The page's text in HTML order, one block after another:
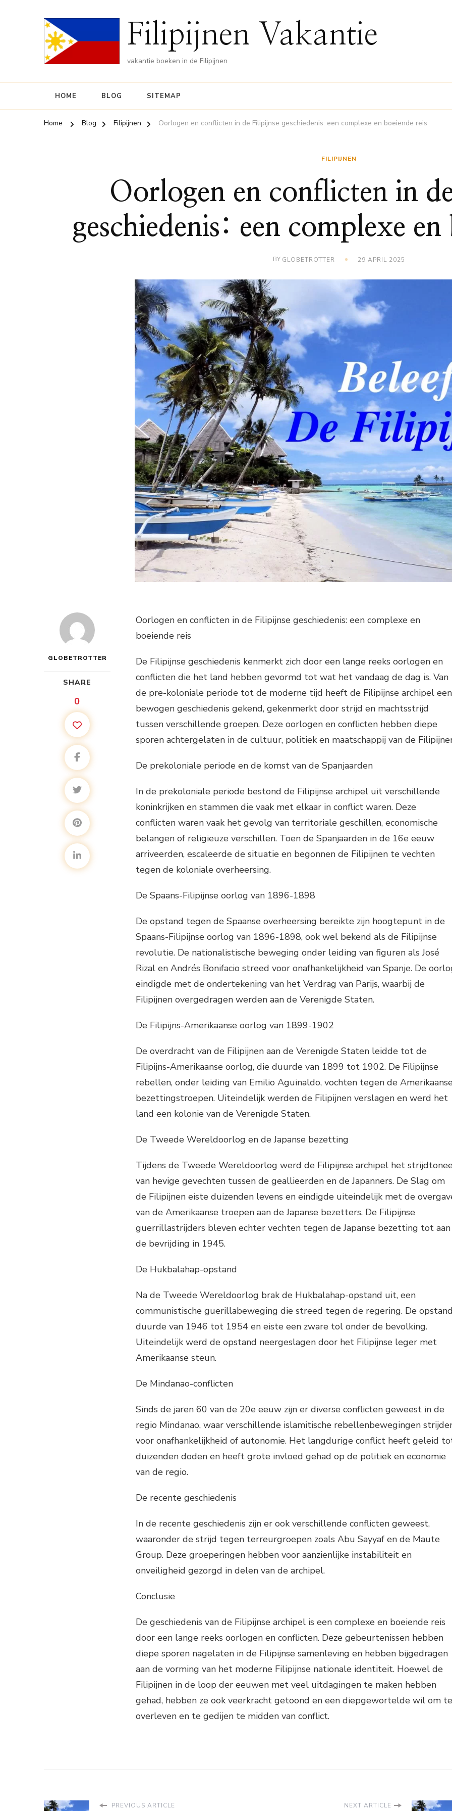
Filipijnen Vakantie
vakantie boeken in de Filipijnen
HOME BLOG SITEMAP
Home Blog Filipijnen Oorlogen en conflicten in de Filipijnse geschiedenis: een complexe en boeiende reis
FILIPIJNEN
Oorlogen en conflicten in
geschiedenis: een complexe en
BY GLOBETROTTER 29 APRIL 2025
GLOBETROTTER
SHARE
0
Oorlogen en conflicten in de Filipijnse geschiedenis: een complexe en
boeiende reis
De Filipijnse geschiedenis kenmerkt zich door een lange reeks oorlogen en
conflicten die het land hebben gevormd tot wat het vandaag de dag is. Van
de pre-koloniale periode tot de moderne tijd heeft de Filipijnse archipel een
bewogen geschiedenis gekend, gekenmerkt door strijd en machtsstrijd
tussen verschillende groepen. Deze oorlogen en conflicten hebben diepe
sporen achtergelaten in de cultuur, politiek en maatschappij van de
De prekoloniale periode en de komst van de Spanjaarden
In de prekoloniale periode bestond de Filipijnse archipel uit verschillende
koninkrijken en stammen die vaak met elkaar in conflict waren. Deze
conflicten waren vaak het gevolg van territoriale geschillen, economische
belangen of religieuze verschillen. Toen de Spanjaarden in de 16e eeuw
arriveerden, escaleerde de situatie en begonnen de Filipijnen te vechten
tegen de koloniale overheersing.
De Spaans-Filipijnse oorlog van 1896-1898
De opstand tegen de Spaanse overheersing bereikte zijn hoogtepunt in de
Spaans-Filipijnse oorlog van 1896-1898, ook wel bekend als de Filipijnse
revolutie. De nationalistische beweging onder leiding van figuren als José
Rizal en Andrés Bonifacio streed voor onafhankelijkheid van Spanje. De
eindigde met de ondertekening van het Verdrag van Parijs, waarbij de
Filipijnen overgedragen werden aan de Verenigde Staten.
De Filipijns-Amerikaanse oorlog van 1899-1902
De overdracht van de Filipijnen aan de Verenigde Staten leidde tot de
Filipijns-Amerikaanse oorlog, die duurde van 1899 tot 1902. De Filipijnse
rebellen, onder leiding van Emilio Aguinaldo, vochten tegen de
bezettingstroepen. Uiteindelijk werden de Filipijnen verslagen en werd het
land een kolonie van de Verenigde Staten.
De Tweede Wereldoorlog en de Japanse bezetting
Tijdens de Tweede Wereldoorlog werd de Filipijnse archipel het
van hevige gevechten tussen de geallieerden en de Japanners. De Slag om
de Filipijnen eiste duizenden levens en eindigde uiteindelijk met de
van de Amerikaanse troepen aan de Japanse bezetters. De Filipijnse
guerrillastrijders bleven echter vechten tegen de Japanse bezetting tot aan
de bevrijding in 1945.
De Hukbalahap-opstand
Na de Tweede Wereldoorlog brak de Hukbalahap-opstand uit, een
communistische guerillabeweging die streed tegen de regering. De
duurde van 1946 tot 1954 en eiste een zware tol onder de bevolking.
Uiteindelijk werd de opstand neergeslagen door het Filipijnse leger met
Amerikaanse steun.
De Mindanao-conflicten
Sinds de jaren 60 van de 20e eeuw zijn er diverse conflicten geweest in de
regio Mindanao, waar verschillende islamitische rebellenbewegingen
voor onafhankelijkheid of autonomie. Het langdurige conflict heeft geleid
duizenden doden en heeft grote invloed gehad op de politiek en economie
van de regio.
De recente geschiedenis
In de recente geschiedenis zijn er ook verschillende conflicten geweest,
waaronder de strijd tegen terreurgroepen zoals Abu Sayyaf en de Maute
Group. Deze groeperingen hebben voor aanzienlijke instabiliteit en
onveiligheid gezorgd in delen van de archipel.
Conclusie
De geschiedenis van de Filipijnse archipel is een complexe en boeiende reis
door een lange reeks oorlogen en conflicten. Deze gebeurtenissen hebben
diepe sporen nagelaten in de Filipijnse samenleving en hebben bijgedragen
aan de vorming van het moderne Filipijnse nationale identiteit. Hoewel de
Filipijnen in de loop der eeuwen met veel uitdagingen te maken hebben
gehad, hebben ze ook veerkracht getoond en een diepgewortelde wil om te
overleven en te gedijen te midden van conflict.
PREVIOUS ARTICLE NEXT ARTICLE